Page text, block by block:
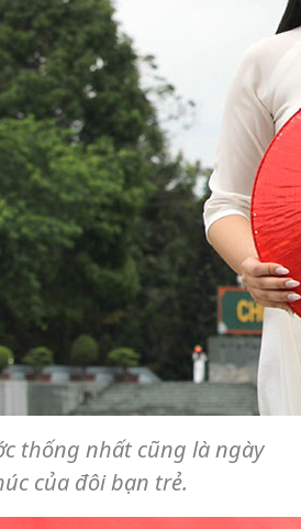
thống nhất cũng là ngày
của đôi bạn trẻ.